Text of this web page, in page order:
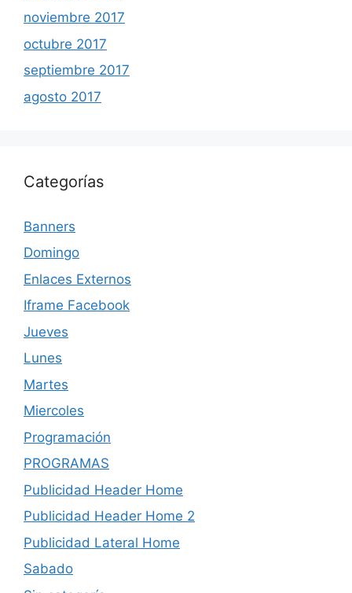
noviembre 2017
octubre 2017
septiembre 2017
agosto 2017
Categorías
Banners
Domingo
Enlaces Externos
Iframe Facebook
Jueves
Lunes
Martes
Miercoles
Programación
PROGRAMAS
Publicidad Header Home
Publicidad Header Home 2
Publicidad Lateral Home
Sabado